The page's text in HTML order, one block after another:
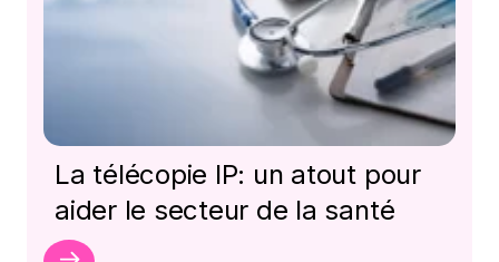
La télécopie IP: un atout pour
aider le secteur de la santé